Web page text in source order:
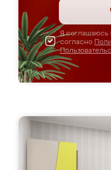
Я соглашаюсь
согласно